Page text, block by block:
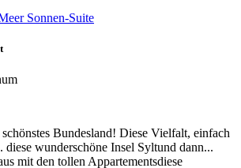
Sonnen-Suite
Bundesland! Diese Vielfalt, einfach
diese wunderschöne Insel Syltund dann...
mit den tollen Appartementsdiese